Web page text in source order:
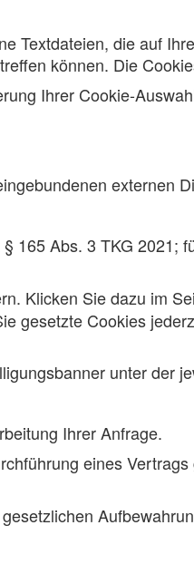
Textdateien, die auf
können. Die
Ihrer Cookie-
externen
165 Abs. 3 TKG 2021;
Klicken Sie dazu im
gesetzte Cookies
unter der
Ihrer Anfrage.
eines